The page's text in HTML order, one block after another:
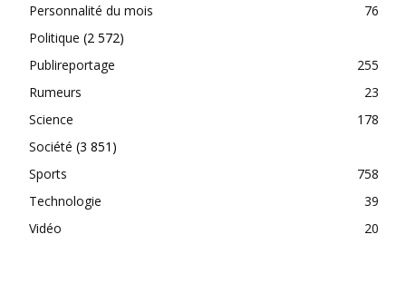
Personnalité du mois
76
Politique (2 572)
Publireportage
255
Rumeurs
23
Science
178
Société (3 851)
Sports
758
Technologie
39
Vidéo
20